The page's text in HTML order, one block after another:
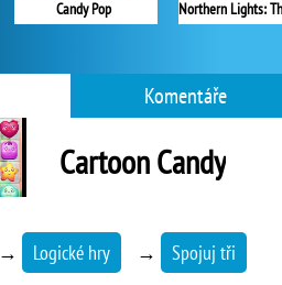
Candy Pop
Komentáře
Cartoon Candy
→ Logické hry → Spojuj tři